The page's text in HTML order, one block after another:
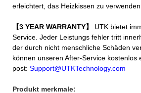
erleichtert, das Heizkissen zu verwenden.
【3 YEAR WARRANTY】 UTK bietet
Service. Jeder Leistungs fehler tritt
der durch nicht menschliche Schäden
können unseren After-Service kostenlos
post: Support@UTKTechnology.com
Produkt merkmale: